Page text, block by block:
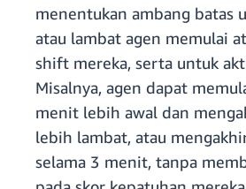
menentukan ambang batas
atau lambat agen memulai
shift mereka, serta untuk
Misalnya, agen dapat
menit lebih awal dan
lebih lambat, atau
selama 3 menit, tanpa